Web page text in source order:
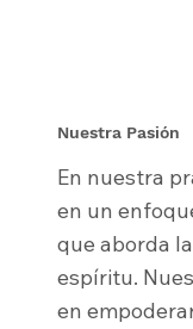
Nuestra Pasión
En nuestra
en un
que aborda
espíritu.
en